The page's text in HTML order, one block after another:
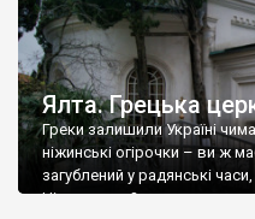
Ялта. Грецька
Греки залишили Україні
ніжинські огірочки – ви ж
загублений у радянські
Ніжин греки?